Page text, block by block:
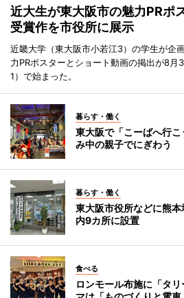
近大生が東大阪市の魅力PRポ
受賞作を市役所に展示
近畿大学（東大阪市小若江3）の学生が企
力PRポスターとショート動画の掲出が8月
1）で始まった。
暮らす・働く
東大阪で「こーばへ行
み中の親子でにぎわう
暮らす・働く
東大阪市役所などに熊
内9カ所に設置
食べる
ロンモール布施に「タ